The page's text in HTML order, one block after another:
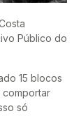
Público do
15 blocos
comportar
só